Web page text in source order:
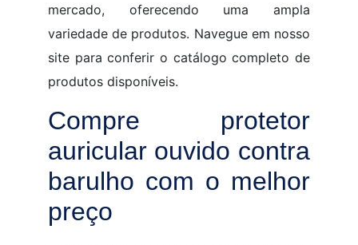
mercado, oferecendo uma ampla
variedade de produtos. Navegue em nosso
site para conferir o catálogo completo de
produtos disponíveis.
Compre protetor
auricular ouvido contra
barulho com o melhor
preço